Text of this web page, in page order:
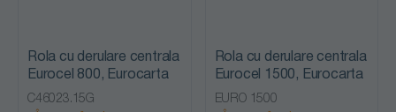
Rola cu derulare centrala
Eurocel 800, Eurocarta
C46023.15G
Rola cu derulare centrala
Eurocel 1500, Eurocarta
EURO 1500